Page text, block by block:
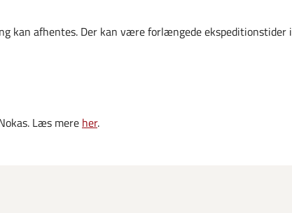
kan afhentes. Der kan være forlængede ekspeditionstider i
Læs mere her.